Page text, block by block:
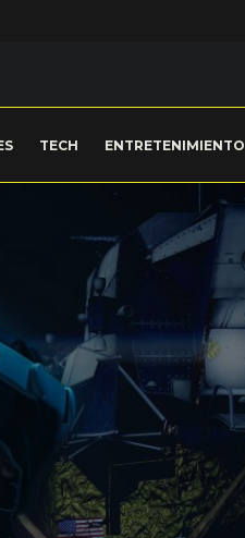
TECH ENTRETENIMIENTO